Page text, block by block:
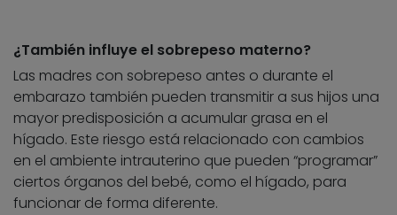
¿También influye el sobrepeso materno?
Las madres con sobrepeso antes o durante el
embarazo también pueden transmitir a sus hijos una
mayor predisposición a acumular grasa en el
hígado. Este riesgo está relacionado con cambios
en el ambiente intrauterino que pueden “programar”
ciertos órganos del bebé, como el hígado, para
funcionar de forma diferente.